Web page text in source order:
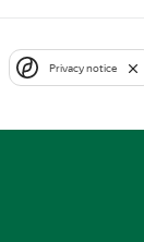
Privacy notice